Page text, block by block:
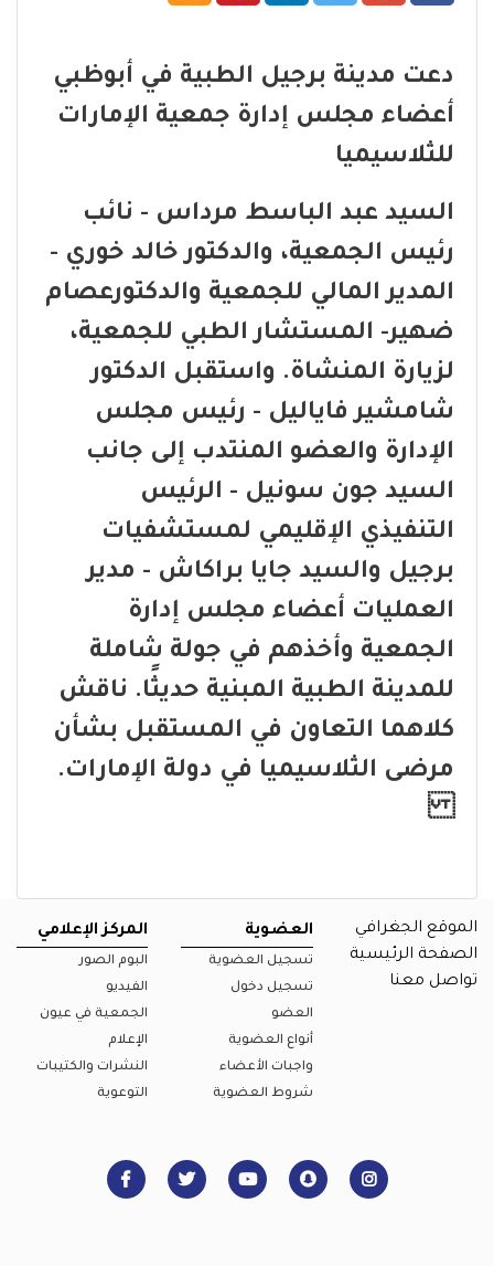
دعت مدينة برجيل الطبية في أبوظبي
أعضاء مجلس إدارة جمعية الإمارات
للثلاسيميا
السيد عبد الباسط مرداس - نائب
رئيس الجمعية، والدكتور خالد خوري -
المدير المالي للجمعية والدكتورعصام
ضهير- المستشار الطبي للجمعية،
لزيارة المنشاة. واستقبل الدكتور
شامشير فاياليل - رئيس مجلس
الإدارة والعضو المنتدب إلى جانب
السيد جون سونيل - الرئيس
التنفيذي الإقليمي لمستشفيات
برجيل والسيد جايا براكاش - مدير
العمليات أعضاء مجلس إدارة
الجمعية وأخذهم في جولة شاملة
للمدينة الطبية المبنية حديثًا. ناقش
كلاهما التعاون في المستقبل بشأن
مرضى الثلاسيميا في دولة الإمارات.
الموقع الجغرافي
الصفحة الرئيسية
تواصل معنا
العضوية
تسجيل العضوية
تسجيل دخول
العضو
أنواع العضوية
واجبات الأعضاء
شروط العضوية
المركز الإعلامي
البوم الصور
الفيديو
الجمعية في عيون
الإعلام
النشرات والكتيبات
التوعوية